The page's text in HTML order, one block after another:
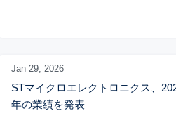
Jan 29, 2026
STマイクロエレクトロニクス、
年の業績を発表